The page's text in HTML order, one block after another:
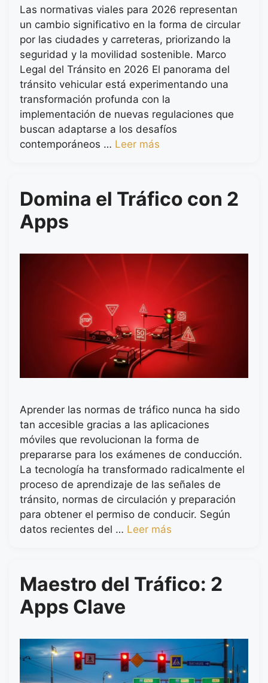
Las normativas viales para 2026 representan
un cambio significativo en la forma de circular
por las ciudades y carreteras, priorizando la
seguridad y la movilidad sostenible. Marco
Legal del Tránsito en 2026 El panorama del
tránsito vehicular está experimentando una
transformación profunda con la
implementación de nuevas regulaciones que
buscan adaptarse a los desafíos
contemporáneos … Leer más
Domina el Tráfico con 2
Apps
Aprender las normas de tráfico nunca ha sido
tan accesible gracias a las aplicaciones
móviles que revolucionan la forma de
prepararse para los exámenes de conducción.
La tecnología ha transformado radicalmente el
proceso de aprendizaje de las señales de
tránsito, normas de circulación y preparación
para obtener el permiso de conducir. Según
datos recientes del … Leer más
Maestro del Tráfico: 2
Apps Clave